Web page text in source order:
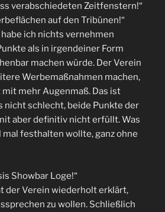
verabschiedeten Zeitfenstern!“
auf den Tribünen!“
ich nichts vernehmen
als in irgendeiner Form
machen würde. Der Verein
Werbemaßnahmen machen,
mehr Augenmaß. Das ist
nicht schlecht, beide Punkte der
aber definitiv nicht erfüllt. Was
festhalten wollte, ganz ohne
Showbar Loge!“
der Verein wiederholt erklärt,
zu wollen. Schließlich